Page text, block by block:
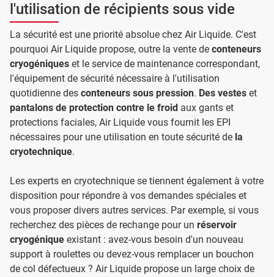
l'utilisation de récipients sous vide
La sécurité est une priorité absolue chez Air Liquide. C'est
pourquoi Air Liquide propose, outre la vente de conteneurs
cryogéniques et le service de maintenance correspondant,
l'équipement de sécurité nécessaire à l'utilisation
quotidienne des conteneurs sous pression. Des vestes et
pantalons de protection contre le froid aux gants et
protections faciales, Air Liquide vous fournit les EPI
nécessaires pour une utilisation en toute sécurité de la
cryotechnique.
Les experts en cryotechnique se tiennent également à votre
disposition pour répondre à vos demandes spéciales et
vous proposer divers autres services. Par exemple, si vous
recherchez des pièces de rechange pour un réservoir
cryogénique existant : avez-vous besoin d'un nouveau
support à roulettes ou devez-vous remplacer un bouchon
de col défectueux ? Air Liquide propose un large choix de